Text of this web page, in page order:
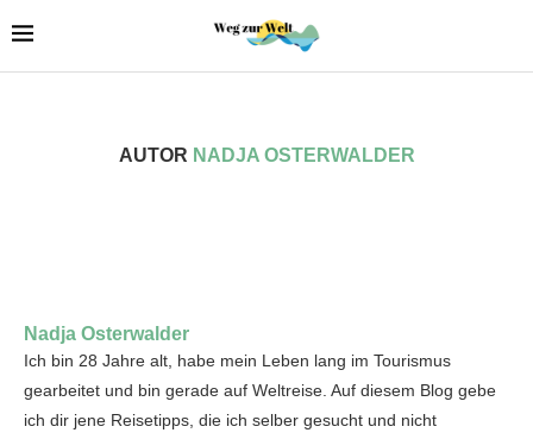
AUTOR NADJA OSTERWALDER
Nadja Osterwalder
Ich bin 28 Jahre alt, habe mein Leben lang im Tourismus
gearbeitet und bin gerade auf Weltreise. Auf diesem Blog gebe
ich dir jene Reisetipps, die ich selber gesucht und nicht